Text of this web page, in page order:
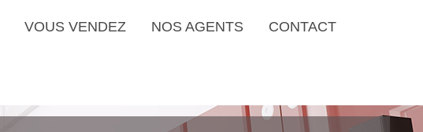
VOUS VENDEZ NOS AGENTS CONTACT